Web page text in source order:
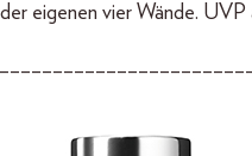
eigenen vier Wände. UVP